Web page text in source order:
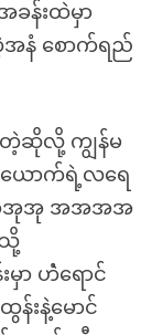
ခန်းထဲမှာ
အနံ စောက်ရည်
တဲ့ဆိုလို့ ကျွန်မ
ယောက်ရဲ့လရေ
အုအုအု အအအအ
သို့
ာ ဟဲံရောင်
းနဲ့မောင်